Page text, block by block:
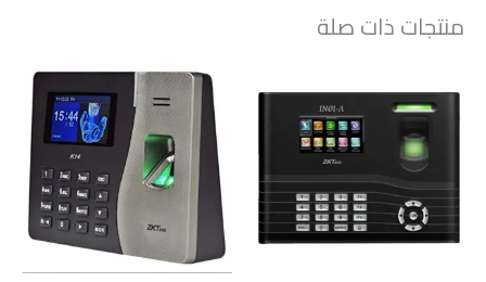
منتجات ذات صلة